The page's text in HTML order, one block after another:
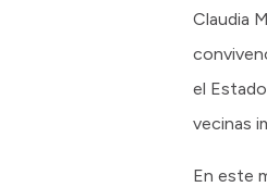
Claudia
el
vecinas
En este